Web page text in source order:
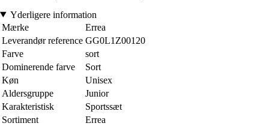
Yderligere information
Mærke
Errea
Leverandør reference GG0L1Z00120
Farve
sort
Dominerende farve
Sort
Køn
Unisex
Aldersgruppe
Junior
Karakteristisk
Sportssæt
Sortiment
Errea